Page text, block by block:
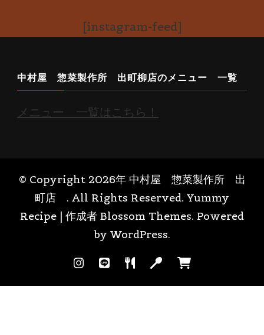
[instagram-feed]
中村屋 惣菜製作所 出町柳店のメニュー 一覧
メニュー 一覧はこちら！
© Copyright 2026年 中村屋 惣菜製作所 出
町店 . All Rights Reserved. Yummy
Recipe | 作成者 Blossom Themes. Powered
by WordPress.